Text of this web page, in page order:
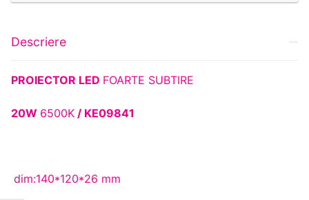
Descriere
PROIECTOR LED FOARTE SUBTIRE
20W 6500K / KE09841
dim:140*120*26 mm